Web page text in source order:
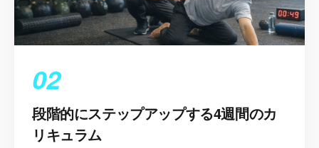
02
段階的にステップアップする4週間のカ
リキュラム